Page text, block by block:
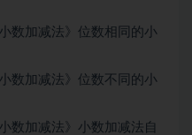
数加减法》位数相同的小
数加减法》位数不同的小
加减法》小数加减法自